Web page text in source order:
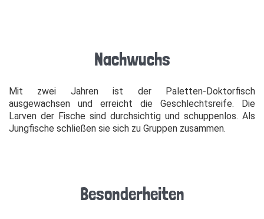
Nachwuchs
Mit zwei Jahren ist der Paletten-Doktorfisch
ausgewachsen und erreicht die Geschlechtsreife. Die
Larven der Fische sind durchsichtig und schuppenlos. Als
Jungfische schließen sie sich zu Gruppen zusammen.
Besonderheiten